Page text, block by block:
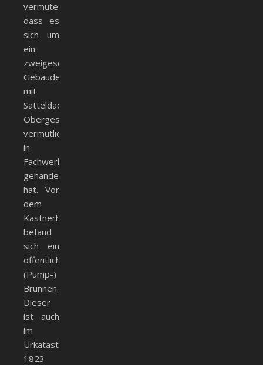
vermutet,
dass es
sich um
ein
zweigeschossiges
Gebäude
mit
Satteldach,
Obergeschoss
vermutlich
in
Fachwerk,
gehandelt
hat. Vor
dem
Kastnerhaus
befand
sich ein
öffentlicher
(Pump-)
Brunnen.
Dieser
ist auch
im
Urkataster
1823